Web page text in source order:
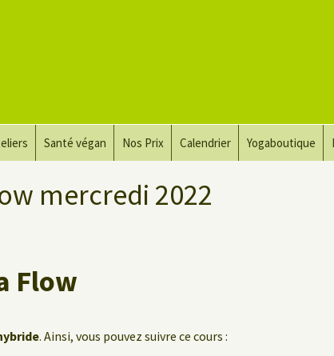
Santé végan Nos Prix Calendrier Yogaboutique
mercredi 2022
Flow
. Ainsi, vous pouvez suivre ce cours :